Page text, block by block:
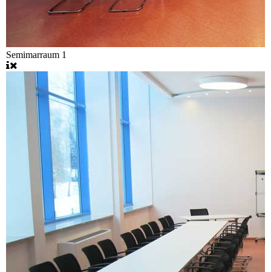
Semimarraum 1